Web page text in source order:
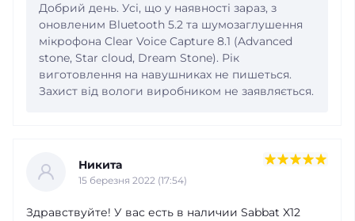
Добрий день. Усі, що у наявності зараз, з
оновленим Bluetooth 5.2 та шумозаглушення
мікрофона Clear Voice Capture 8.1 (Advanced
stone, Star cloud, Dream Stone). Рік
виготовлення на навушниках не пишеться.
Захист від вологи виробником не заявляється.
Никита
15 березня 2022 (17:54)
Здравствуйте! У вас есть в наличии Sabbat X12